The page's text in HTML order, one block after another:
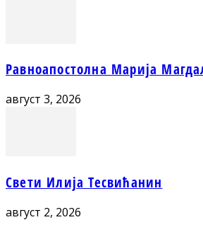
Равноапостолна Марија
август 3, 2026
Свети Илија Тесвићанин
август 2, 2026